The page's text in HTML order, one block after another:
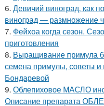
6. Девичий виноград, как
виноград — размножение
7. Фейхоа когда сезон.
приготовления
8. Выращивание примула
семена примулы, советы и
Бондаревой
9. Облепиховое МАСЛО
Описание препарата